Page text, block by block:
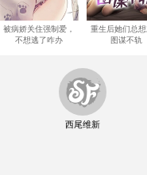
被病娇关住强制爱，
不想逃了咋办
重生后她们总
图谋不轨
西尾维新